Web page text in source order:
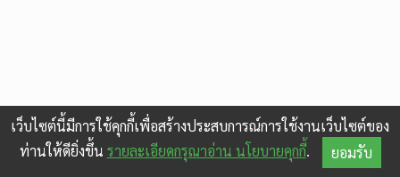
เว็บไซต์นี้มีการใช้คุกกี้เพื่อสร้างประสบการณ์การใช้งานเว็บไซต์ของ
ท่านให้ดียิ่งขึ้น รายละเอียดกรุณาอ่าน นโยบายคุกกี้. ยอมรับ